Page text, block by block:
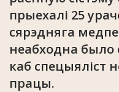
прыехалі 25
сярэдняга
неабходна было
каб спецыяліст
працы.